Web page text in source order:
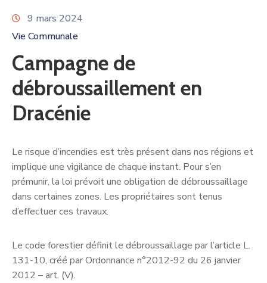
9 mars 2024
Vie Communale
Campagne de
débroussaillement en
Dracénie
Le risque d’incendies est très présent dans nos régions et
implique une vigilance de chaque instant. Pour s’en
prémunir, la loi prévoit une obligation de débroussaillage
dans certaines zones. Les propriétaires sont tenus
d’effectuer ces travaux.
Le code forestier définit le débroussaillage par l’article L.
131-10, créé par Ordonnance n°2012-92 du 26 janvier
2012 – art. (V).